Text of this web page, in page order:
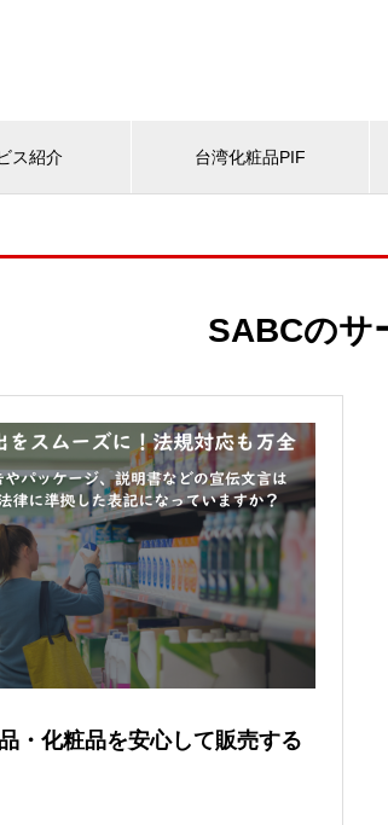
ス紹介 台湾化粧品PIF
SABCのサ
・化粧品を安心して販売する